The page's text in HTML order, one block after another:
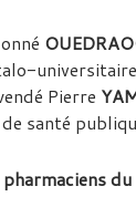
Pierre
santé